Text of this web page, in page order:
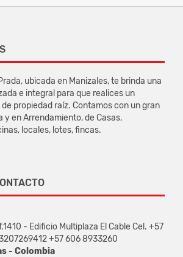
ubicada en Manizales, te brinda una
e integral para que realices un
propiedad raíz. Contamos con un gran
y en Arrendamiento, de Casas,
locales, lotes, fincas.
- Edificio Multiplaza El Cable Cel. +57
+57 606 8933260
- Colombia